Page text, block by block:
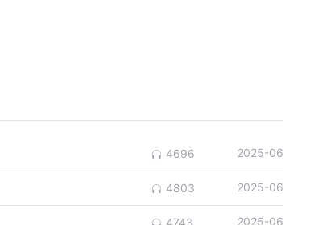
4696 2025-06
4803 2025-06
4743 2025-06